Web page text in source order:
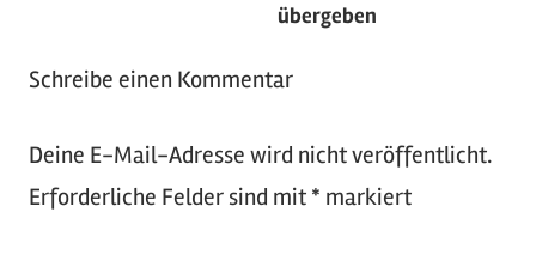
übergeben
Schreibe einen Kommentar
Deine E-Mail-Adresse wird nicht veröffentlicht.
Erforderliche Felder sind mit * markiert